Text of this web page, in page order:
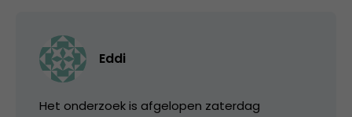
Eddi
Het onderzoek is afgelopen zaterdag